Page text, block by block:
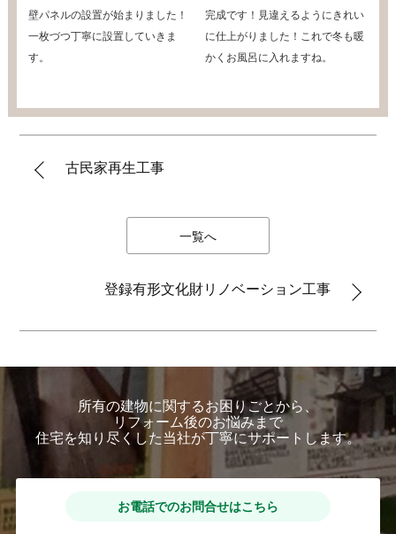
壁パネルの設置が始まりました！
一枚づつ丁寧に設置していきま
す。
完成です！見違えるようにきれい
に仕上がりました！これで冬も暖
かくお風呂に入れますね。
古民家再生工事
一覧へ
登録有形文化財リノベーション工事
所有の建物に関するお困りごとから、
リフォーム後のお悩みまで
住宅を知り尽くした当社が丁寧にサポートします。
お電話でのお問合せはこちら